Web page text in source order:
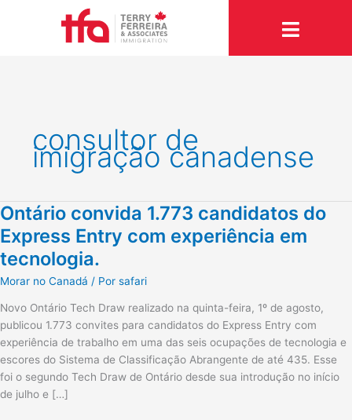
consultor de
imigração canadense
Ontário convida 1.773 candidatos do
Express Entry com experiência em
tecnologia.
Morar no Canadá / Por safari
Novo Ontário Tech Draw realizado na quinta-feira, 1º de agosto,
publicou 1.773 convites para candidatos do Express Entry com
experiência de trabalho em uma das seis ocupações de tecnologia e
escores do Sistema de Classificação Abrangente de até 435. Esse
foi o segundo Tech Draw de Ontário desde sua introdução no início
de julho e […]
Ontário
convida
1.773
candidatos
do
Entry
com
experiência
em
tecnologia.